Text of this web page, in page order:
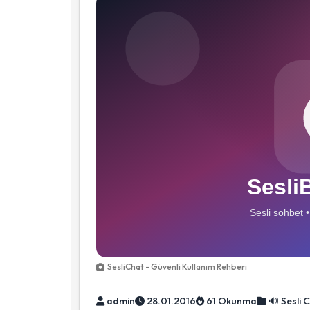
SesliChat - Güvenli Kullanım Rehberi
admin 28.01.2016 61 Okunma 🔊 Sesli